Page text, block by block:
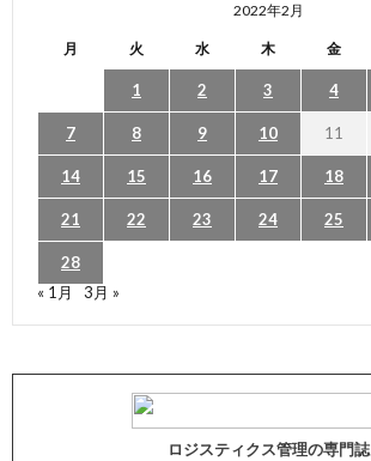
2022年2月
月 火 水 木 金
1 2 3 4
7 8 9 10 11
14 15 16 17 18
21 22 23 24 25
28
« 1月
3月 »
ロジスティクス管理の専門誌